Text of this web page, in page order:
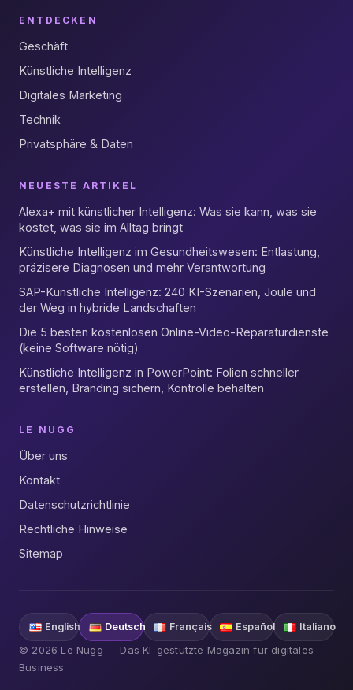
ENTDECKEN
Geschäft
Künstliche Intelligenz
Digitales Marketing
Technik
Privatsphäre & Daten
NEUESTE ARTIKEL
Alexa+ mit künstlicher Intelligenz: Was sie kann, was sie
kostet, was sie im Alltag bringt
Künstliche Intelligenz im Gesundheitswesen: Entlastung,
präzisere Diagnosen und mehr Verantwortung
SAP-Künstliche Intelligenz: 240 KI-Szenarien, Joule und
der Weg in hybride Landschaften
Die 5 besten kostenlosen Online-Video-Reparaturdienste
(keine Software nötig)
Künstliche Intelligenz in PowerPoint: Folien schneller
erstellen, Branding sichern, Kontrolle behalten
LE NUGG
Über uns
Kontakt
Datenschutzrichtlinie
Rechtliche Hinweise
Sitemap
English Deutsch Français Español Italiano
© 2026 Le Nugg — Das KI-gestützte Magazin für digitales
Business